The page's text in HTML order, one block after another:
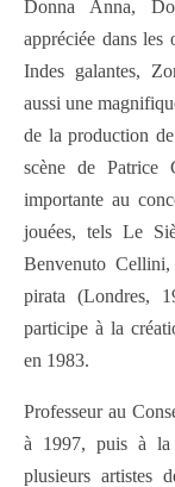
Donna Anna,
appréciée dans les
Indes galantes,
aussi une
de la production
scène de Patrice
importante au
jouées, tels Le
Benvenuto
pirata (Londres,
participe à la
en 1983.
Professeur au
à 1997, puis à la
plusieurs artistes